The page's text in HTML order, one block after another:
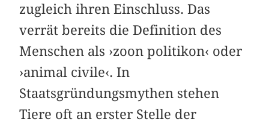
zugleich ihren Einschluss. Das
verrät bereits die Definition des
Menschen als ›zoon politikon‹ oder
›animal civile‹. In
Staatsgründungsmythen stehen
Tiere oft an erster Stelle der